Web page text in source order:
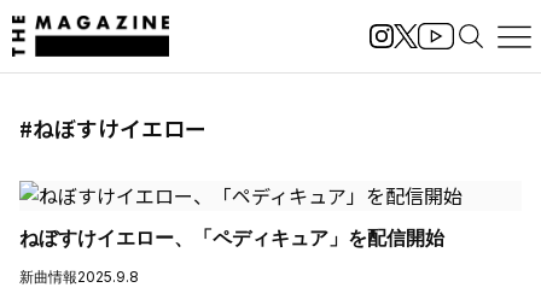
#ねぼすけイエロー
ねぼすけイエロー、「ペディキュア」を配信開始
新曲情報2025.9.8